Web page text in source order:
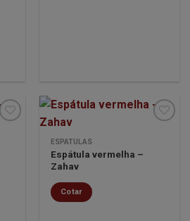
Minha
ESPÁTULAS
Espátula vermelha –
Zahav
Cotar